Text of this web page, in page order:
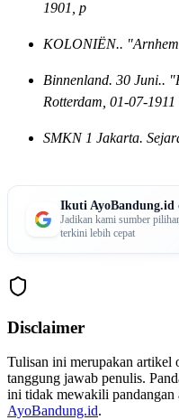
1901, p
KOLONIËN..
Binnenland. 30 Juni..
Rotterdam, 01-07-1911
SMKN 1 Jakarta.
Ikuti AyoBandung.id
Jadikan kami sumber
terkini lebih cepat
Disclaimer
Tulisan ini merupakan artikel
tanggung jawab penulis.
ini tidak mewakili pandangan
AyoBandung.id.